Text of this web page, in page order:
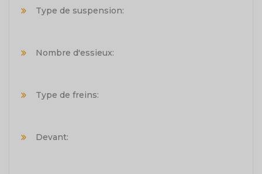
Type de suspension:
Nombre d'essieux:
Type de freins:
Devant: